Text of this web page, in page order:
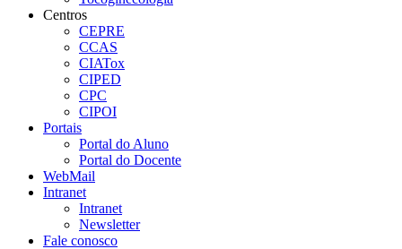
Centros
CEPRE
CCAS
CIATox
CIPED
CPC
CIPOI
Portais
Portal do Aluno
Portal do Docente
WebMail
Intranet
Intranet
Newsletter
Fale conosco